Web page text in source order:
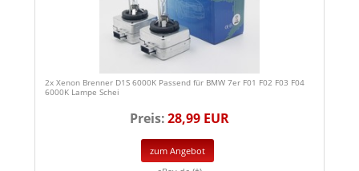
2x Xenon Brenner D1S 6000K Passend für BMW 7er F01 F02 F03 F04
6000K Lampe Schei
Preis:28,99 EUR
zum Angebot